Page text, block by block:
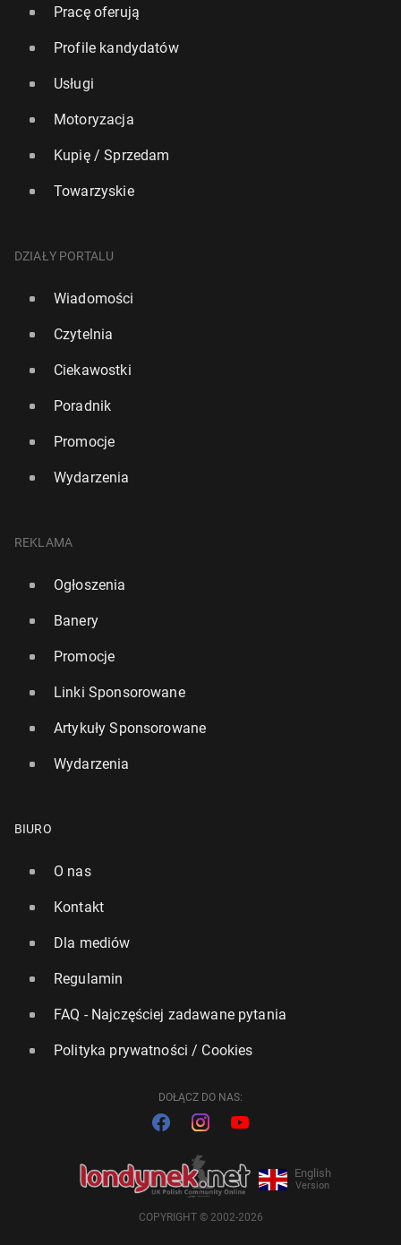
Pracę oferują
Profile kandydatów
Usługi
Motoryzacja
Kupię / Sprzedam
Towarzyskie
DZIAŁY PORTALU
Wiadomości
Czytelnia
Ciekawostki
Poradnik
Promocje
Wydarzenia
REKLAMA
Ogłoszenia
Banery
Promocje
Linki Sponsorowane
Artykuły Sponsorowane
Wydarzenia
BIURO
O nas
Kontakt
Dla mediów
Regulamin
FAQ - Najczęściej zadawane pytania
Polityka prywatności / Cookies
DOŁĄCZ DO NAS:
English
Version
COPYRIGHT © 2002-2026